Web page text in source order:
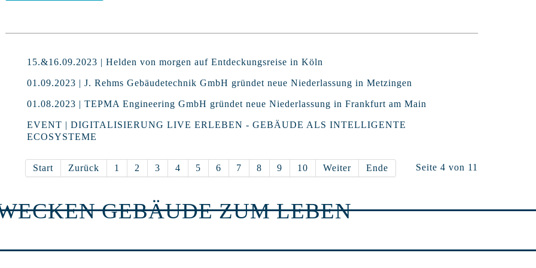
15.&16.09.2023 | Helden von morgen auf Entdeckungsreise in Köln
01.09.2023 | J. Rehms Gebäudetechnik GmbH gründet neue Niederlassung in Metzingen
01.08.2023 | TEPMA Engineering GmbH gründet neue Niederlassung in Frankfurt am Main
EVENT | DIGITALISIERUNG LIVE ERLEBEN - GEBÄUDE ALS INTELLIGENTE
ECOSYSTEME
Seite 4 von 11
Start Zurück 1 2 3 4 5 6 7 8 9 10 Weiter Ende
GEBÄUDE ZUM LEBEN